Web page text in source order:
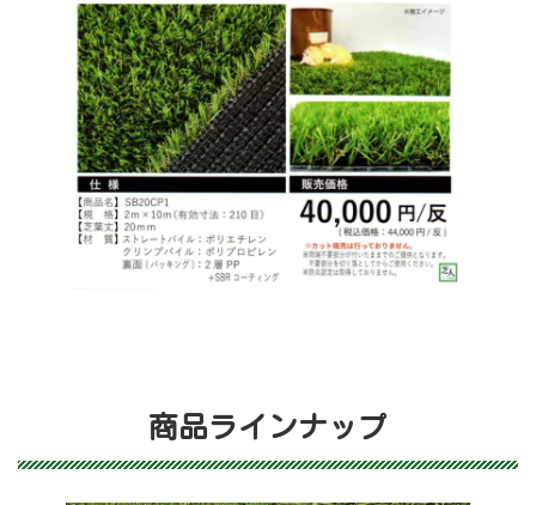
商品ラインナップ